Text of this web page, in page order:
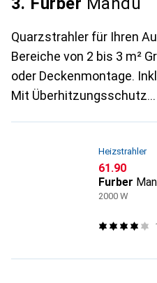
Quarzstrahler für Ihren
Bereiche von 2 bis 3 m²
oder Deckenmontage.
Mit Überhitzungsschutz
Heizstrahler
CHF
61.90
Furber
2000 W